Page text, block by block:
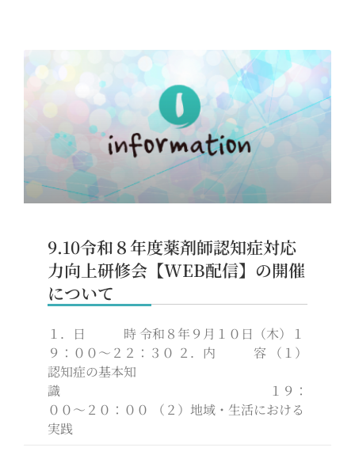
9.10令和８年度薬剤師認知症対応
力向上研修会【WEB配信】の開催
について
１．日 時 令和８年９月１０日（木）１
９：００～２２：３０ ２．内 容 （１）
認知症の基本知
識 １９：
００～２０：００ （２）地域・生活における
実践